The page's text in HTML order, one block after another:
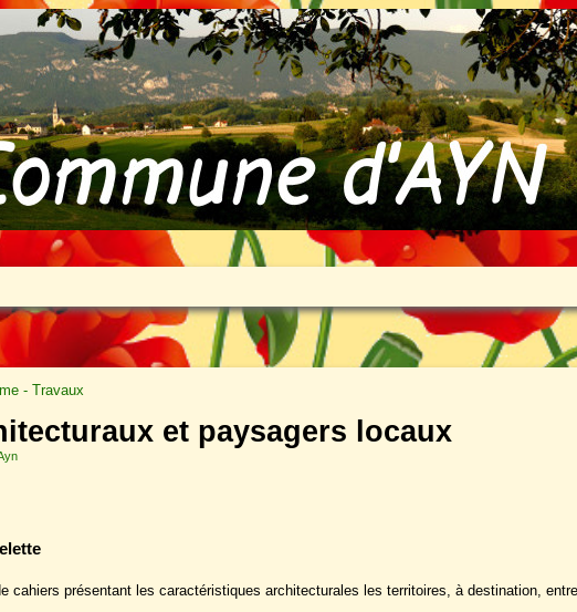
- Travaux
et paysagers locaux
cahiers présentant les caractéristiques architecturales les territoires, à destination,